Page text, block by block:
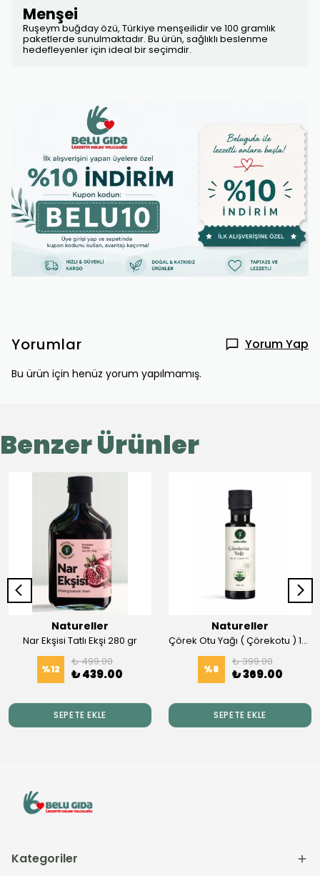
Menşei
Ruşeym buğday özü, Türkiye menşeilidir ve 100 gramlık
paketlerde sunulmaktadır. Bu ürün, sağlıklı beslenme
hedefleyenler için ideal bir seçimdir.
Yorumlar Yorum Yap
Bu ürün için henüz yorum yapılmamış.
Benzer Ürünler
Natureller
Nar Ekşisi Tatlı Ekşi 280 gr
%12
₺ 499.00
₺ 439.00
SEPETE EKLE
Natureller
Çörek Otu Yağı ( Çörekotu ) 100 ml Soğuk Press
%8
₺ 399.00
₺ 369.00
SEPETE EKLE
Kategoriler